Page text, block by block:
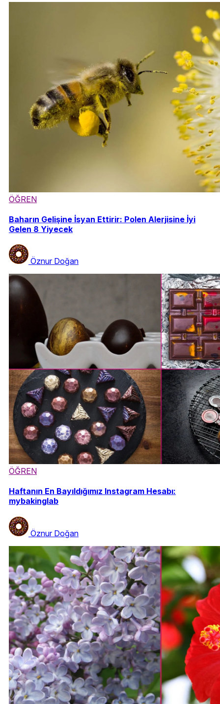
ÖĞREN
Baharın Gelişine İsyan Ettirir: Polen Alerjisine İyi
Gelen 8 Yiyecek
Öznur Doğan
ÖĞREN
Haftanın En Bayıldığımız Instagram Hesabı:
mybakinglab
Öznur Doğan